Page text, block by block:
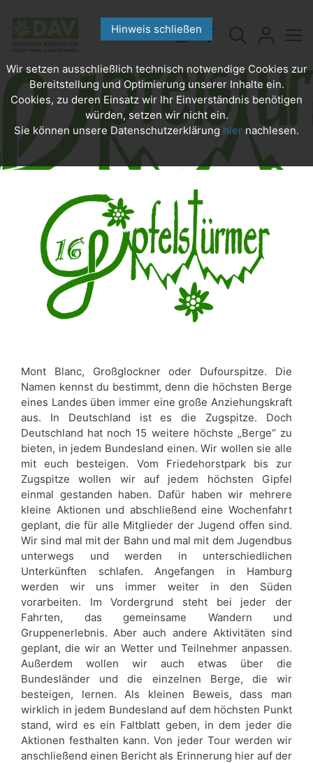
Mont Blanc, Großglockner oder Dufourspitze. Die
Namen kennst du bestimmt, denn die höchsten Berge
eines Landes üben immer eine große Anziehungskraft
aus. In Deutschland ist es die Zugspitze. Doch
Deutschland hat noch 15 weitere höchste „Berge“ zu
bieten, in jedem Bundesland einen. Wir wollen sie alle
mit euch besteigen. Vom Friedehorstpark bis zur
Zugspitze wollen wir auf jedem höchsten Gipfel
einmal gestanden haben. Dafür haben wir mehrere
kleine Aktionen und abschließend eine Wochenfahrt
geplant, die für alle Mitglieder der Jugend offen sind.
Wir sind mal mit der Bahn und mal mit dem Jugendbus
unterwegs und werden in unterschiedlichen
Unterkünften schlafen. Angefangen in Hamburg
werden wir uns immer weiter in den Süden
vorarbeiten. Im Vordergrund steht bei jeder der
Fahrten, das gemeinsame Wandern und
Gruppenerlebnis. Aber auch andere Aktivitäten sind
geplant, die wir an Wetter und Teilnehmer anpassen.
Außerdem wollen wir auch etwas über die
Bundesländer und die einzelnen Berge, die wir
besteigen, lernen. Als kleinen Beweis, dass man
wirklich in jedem Bundesland auf dem höchsten Punkt
stand, wird es ein Faltblatt geben, in dem jeder die
Aktionen festhalten kann. Von jeder Tour werden wir
anschließend einen Bericht als Erinnerung hier auf der
Hinweis schließen
Wir setzen ausschließlich technisch notwendige Cookies zur
Bereitstellung und Optimierung unserer Inhalte ein.
Cookies, zu deren Einsatz wir Ihr Einverständnis benötigen
würden, setzen wir nicht ein.
Sie können unsere Datenschutzerklärung hiernachlesen.